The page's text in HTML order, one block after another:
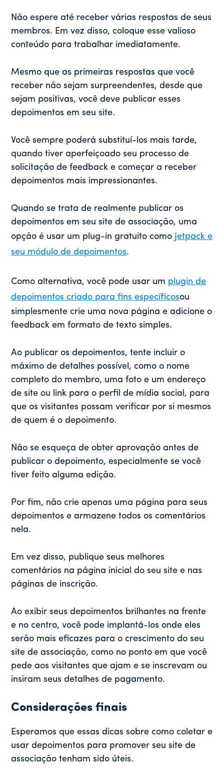
Não espere até receber várias respostas de seus
membros. Em vez disso, coloque esse valioso
conteúdo para trabalhar imediatamente.
Mesmo que as primeiras respostas que você
receber não sejam surpreendentes, desde que
sejam positivas, você deve publicar esses
depoimentos em seu site.
Você sempre poderá substituí-los mais tarde,
quando tiver aperfeiçoado seu processo de
solicitação de feedback e começar a receber
depoimentos mais impressionantes.
Quando se trata de realmente publicar os
depoimentos em seu site de associação, uma
opção é usar um plug-in gratuito como Jetpack e
seu módulo de depoimentos.
Como alternativa, você pode usar um plugin de
depoimentos criado para fins específicosou
simplesmente crie uma nova página e adicione o
feedback em formato de texto simples.
Ao publicar os depoimentos, tente incluir o
máximo de detalhes possível, como o nome
completo do membro, uma foto e um endereço
de site ou link para o perfil de mídia social, para
que os visitantes possam verificar por si mesmos
de quem é o depoimento.
Não se esqueça de obter aprovação antes de
publicar o depoimento, especialmente se você
tiver feito alguma edição.
Por fim, não crie apenas uma página para seus
depoimentos e armazene todos os comentários
nela.
Em vez disso, publique seus melhores
comentários na página inicial do seu site e nas
páginas de inscrição.
Ao exibir seus depoimentos brilhantes na frente
e no centro, você pode implantá-los onde eles
serão mais eficazes para o crescimento do seu
site de associação, como no ponto em que você
pede aos visitantes que ajam e se inscrevam ou
insiram seus detalhes de pagamento.
Considerações finais
Esperamos que essas dicas sobre como coletar e
usar depoimentos para promover seu site de
associação tenham sido úteis.